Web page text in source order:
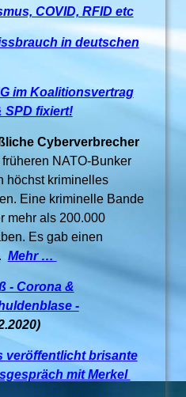
COVID, RFID etc
in deutschen
im Koalitionsvertrag
SPD fixiert!
Cyberverbrecher
früheren NATO-Bunker
höchst kriminelles
Eine kriminelle Bande
mehr als 200.000
Es gab einen
Mehr …
- Corona &
-
veröffentlicht brisante
mit Merkel